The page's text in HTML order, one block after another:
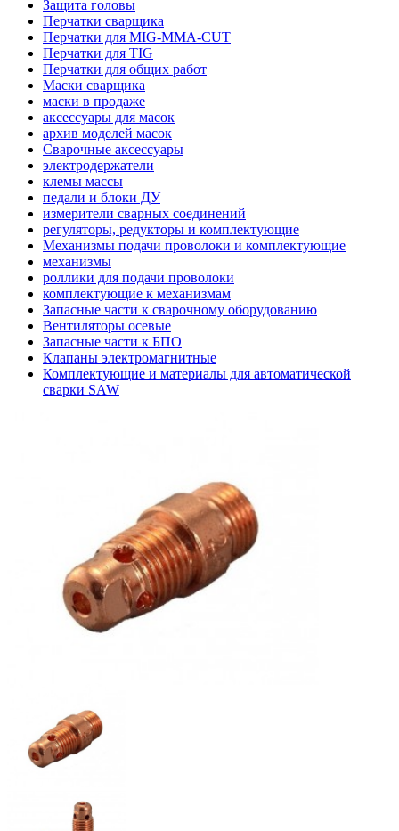
Защита головы
Перчатки сварщика
Перчатки для MIG-MMA-CUT
Перчатки для TIG
Перчатки для общих работ
Маски сварщика
маски в продаже
аксессуары для масок
архив моделей масок
Сварочные аксессуары
электродержатели
клемы массы
педали и блоки ДУ
измерители сварных соединений
регуляторы, редукторы и комплектующие
Механизмы подачи проволоки и комплектующие
механизмы
роллики для подачи проволоки
комплектующие к механизмам
Запасные части к сварочному оборудованию
Вентиляторы осевые
Запасные части к БПО
Клапаны электромагнитные
Комплектующие и материалы для автоматической
сварки SAW